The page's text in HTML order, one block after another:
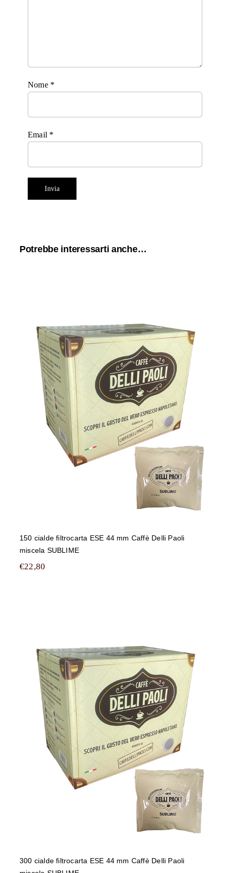
Nome *
Email *
Potrebbe interessarti anche…
150 cialde filtrocarta ESE 44 mm
Caffè Delli Paoli miscela SUBLIME
150 cialde filtrocarta ESE 44 mm Caffè Delli Paoli
miscela SUBLIME
€22,80
300 cialde filtrocarta ESE 44 mm
Caffè Delli Paoli miscela SUBLIME
300 cialde filtrocarta ESE 44 mm Caffè Delli Paoli